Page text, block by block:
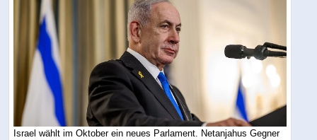
Israel wählt im Oktober ein neues Parlament. Netanjahus Gegner